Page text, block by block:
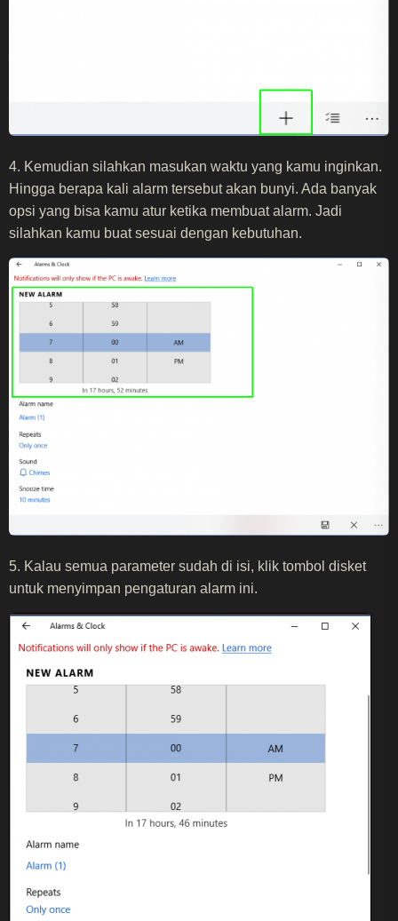
4. Kemudian silahkan masukan waktu yang kamu inginkan.
Hingga berapa kali alarm tersebut akan bunyi. Ada banyak
opsi yang bisa kamu atur ketika membuat alarm. Jadi
silahkan kamu buat sesuai dengan kebutuhan.
5. Kalau semua parameter sudah di isi, klik tombol disket
untuk menyimpan pengaturan alarm ini.